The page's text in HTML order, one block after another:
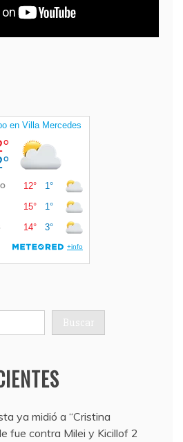
Buscar
ya midió a “Cristina
fue contra Milei y Kicillof 2